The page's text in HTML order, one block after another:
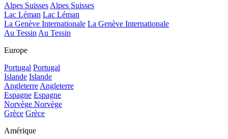
Alpes Suisses Alpes Suisses
Lac Léman Lac Léman
La Genève Internationale La Genève Internationale
Au Tessin Au Tessin
Europe
Portugal Portugal
Islande Islande
Angleterre Angleterre
Espagne Espagne
Norvège Norvège
Grèce Grèce
Amérique